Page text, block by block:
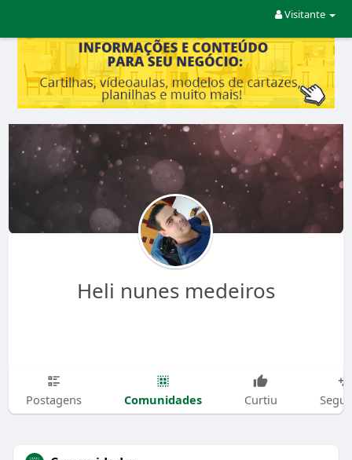
Visitante
Heli nunes medeiros
Postagens Comunidades Curtiu